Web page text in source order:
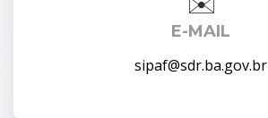
E-MAIL
sipaf@sdr.ba.gov.br